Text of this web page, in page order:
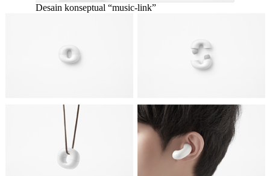
Desain konseptual “music-link”